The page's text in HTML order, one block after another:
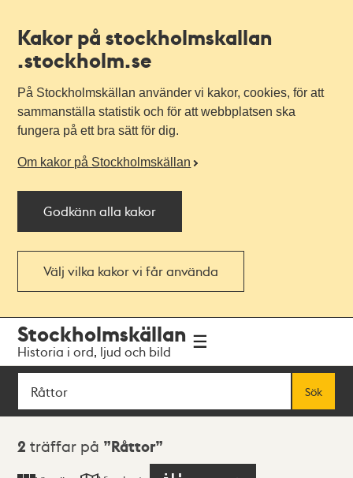
Kakor på stockholmskallan
.stockholm.se
På Stockholmskällan använder vi kakor, cookies, för att
sammanställa statistik och för att webbplatsen ska
fungera på ett bra sätt för dig.
Om kakor på Stockholmskällan
Godkänn alla kakor
Välj vilka kakor vi får använda
navigationen
huvudinnehållet
Stockholmskällan
Historia i ord, ljud och bild
Sök
Sök
Sökresultat
2 träffar på Råttor